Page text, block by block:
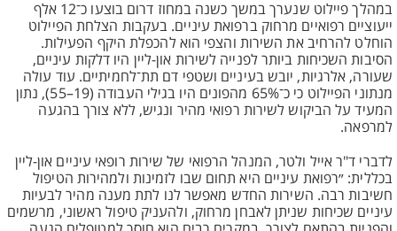
במהלך פיילוט שנערך במשך כשנה במחוז דרום בוצעו כ־12 אלף
ייעוציים רפואיים מרחוק ברפואת עיניים. בעקבות הצלחת הפיילוט
הוחלט להרחיב את השירות והצפי הוא להכפלת היקף הפעילות.
הסיבות השכיחות ביותר לפנייה לשירות און-ליין היו דלקות עיניים,
שעורה, אלרגיות, יובש בעיניים ושטפי דם תת־לחמיתיים. עוד עולה
מנתוני הפיילוט כי כ־65% מהפונים היו בגילי העבודה (19–55), נתון
המעיד על הביקוש לשירות רפואי מהיר ונגיש, ללא צורך בהגעה
למרפאה.
לדברי ד"ר אייל ולטר, המנהל הרפואי של שירות רופאי עיניים און-ליין
בכללית: ״רפואת עיניים היא תחום שבו לזמינות ולמהירות הטיפול
חשיבות רבה. השירות החדש מאפשר לנו לתת מענה מהיר לבעיות
עיניים שכיחות שניתן לאבחן מרחוק, ולהעניק טיפול ראשוני, מרשמים